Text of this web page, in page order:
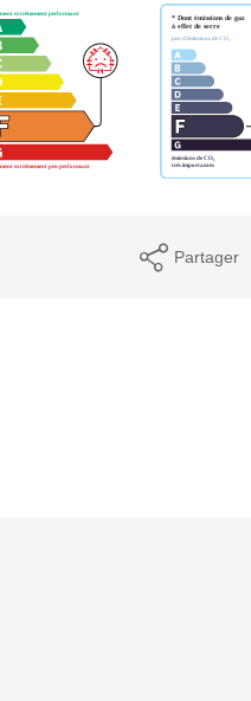
Partager